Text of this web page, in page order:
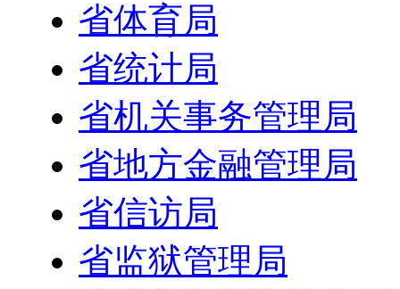
省体育局
省统计局
省机关事务管理局
省地方金融管理局
省信访局
省监狱管理局